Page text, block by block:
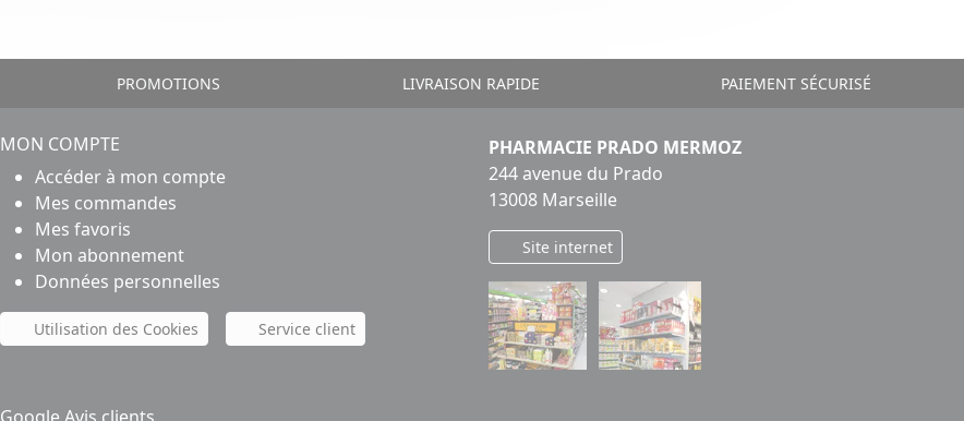
PROMOTIONS LIVRAISON RAPIDE PAIEMENT SÉCURISÉ
MON COMPTE
Accéder à mon compte
Mes commandes
Mes favoris
Mon abonnement
Données personnelles
Utilisation des Cookies Service client
PHARMACIE PRADO MERMOZ
244 avenue du Prado
13008 Marseille
Site internet